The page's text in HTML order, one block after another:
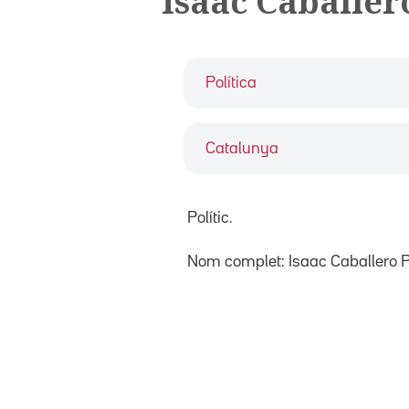
Política
Catalunya
Polític.
Nom complet: Isaac Caballero